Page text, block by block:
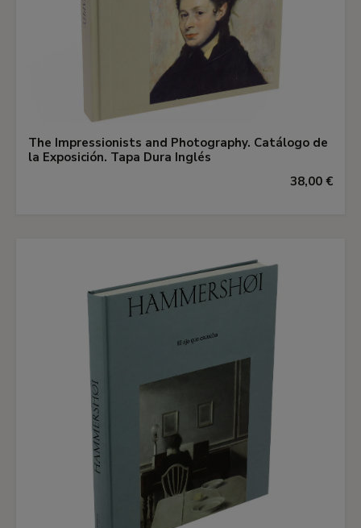
The Impressionists and Photography. Catálogo de
la Exposición. Tapa Dura Inglés
38,00 €